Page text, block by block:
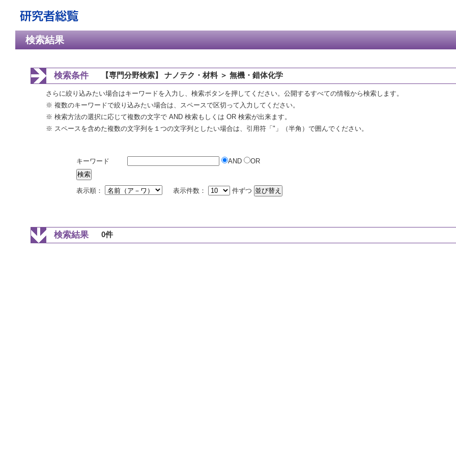
検索結果
検索条件 【専門分野検索】 ナノテク・材料 ＞ 無機・錯体化学
さらに絞り込みたい場合はキーワードを入力し、検索ボタンを押してください。公開するすべての情報から検索します。
※ 複数のキーワードで絞り込みたい場合は、スペースで区切って入力してください。
※ 検索方法の選択に応じて複数の文字で AND 検索もしくは OR 検索が出来ます。
※ スペースを含めた複数の文字列を１つの文字列としたい場合は、引用符「"」（半角）で囲んでください。
キーワード AND OR
表示順： 表示件数： 件ずつ
検索結果 0件